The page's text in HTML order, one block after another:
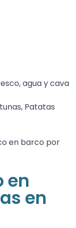
agua y cava
Patatas
en barco por
en
en